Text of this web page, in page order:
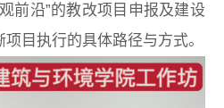
院工会 教授委员会
前沿”的教改项目申报及建设
目执行的具体路径与方式。